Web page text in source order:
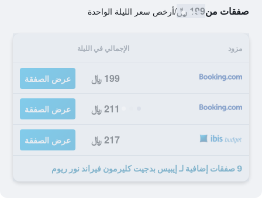
صفقات من199 ﷼ /أرخص سعر الليلة الواحدة
مزود الإجمالي في الليلة
199 ﷼ عرض الصفقة
211 ﷼ عرض الصفقة
217 ﷼ عرض الصفقة
9 صفقات إضافية لـ إيبيس بدجيت كليرمون فيراند نور ريوم